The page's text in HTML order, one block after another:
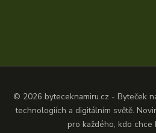
© 2026 byteceknamiru.cz - Byteček
technologiích a digitálním světě.
pro každého, kdo chce